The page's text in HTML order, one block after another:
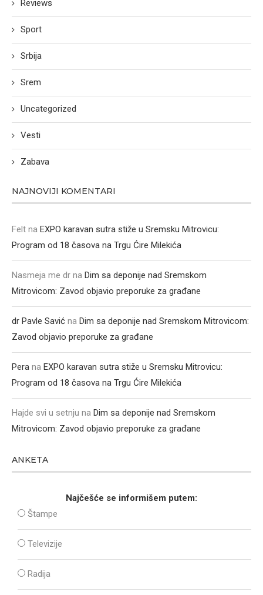
Reviews
Sport
Srbija
Srem
Uncategorized
Vesti
Zabava
NAJNOVIJI KOMENTARI
Felt na EXPO karavan sutra stiže u Sremsku Mitrovicu:
Program od 18 časova na Trgu Ćire Milekića
Nasmeja me dr na Dim sa deponije nad Sremskom
Mitrovicom: Zavod objavio preporuke za građane
dr Pavle Savić na Dim sa deponije nad Sremskom Mitrovicom:
Zavod objavio preporuke za građane
Pera na EXPO karavan sutra stiže u Sremsku Mitrovicu:
Program od 18 časova na Trgu Ćire Milekića
Hajde svi u setnju na Dim sa deponije nad Sremskom
Mitrovicom: Zavod objavio preporuke za građane
ANKETA
Najčešće se informišem putem:
Štampe
Televizije
Radija